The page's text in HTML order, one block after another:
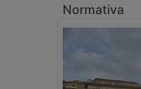
Normativa